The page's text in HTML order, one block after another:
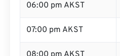
06:00 pm AKST
07:00 pm AKST